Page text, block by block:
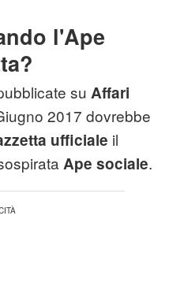
l'Ape
su Affari
2017 dovrebbe
ufficiale il
Ape sociale.